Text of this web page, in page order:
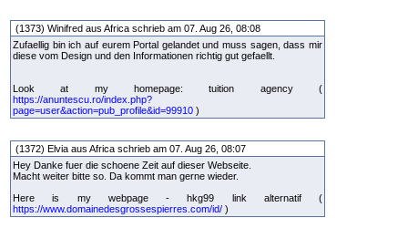
(1373) Winifred aus Africa schrieb am 07. Aug 26, 08:08
Zufaellig bin ich auf eurem Portal gelandet und muss sagen, dass mir
diese vom Design und den Informationen richtig gut gefaellt.
Look at my homepage: tuition agency (
https://anuntescu.ro/index.php?
page=user&action=pub_profile&id=99910 )
(1372) Elvia aus Africa schrieb am 07. Aug 26, 08:07
Hey Danke fuer die schoene Zeit auf dieser Webseite.
Macht weiter bitte so. Da kommt man gerne wieder.
Here is my webpage - hkg99 link alternatif (
https://www.domainedesgrossespierres.com/id/ )